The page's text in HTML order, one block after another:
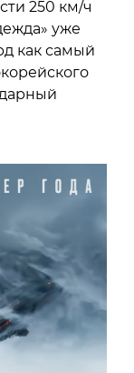
250 км/ч
уже
как самый